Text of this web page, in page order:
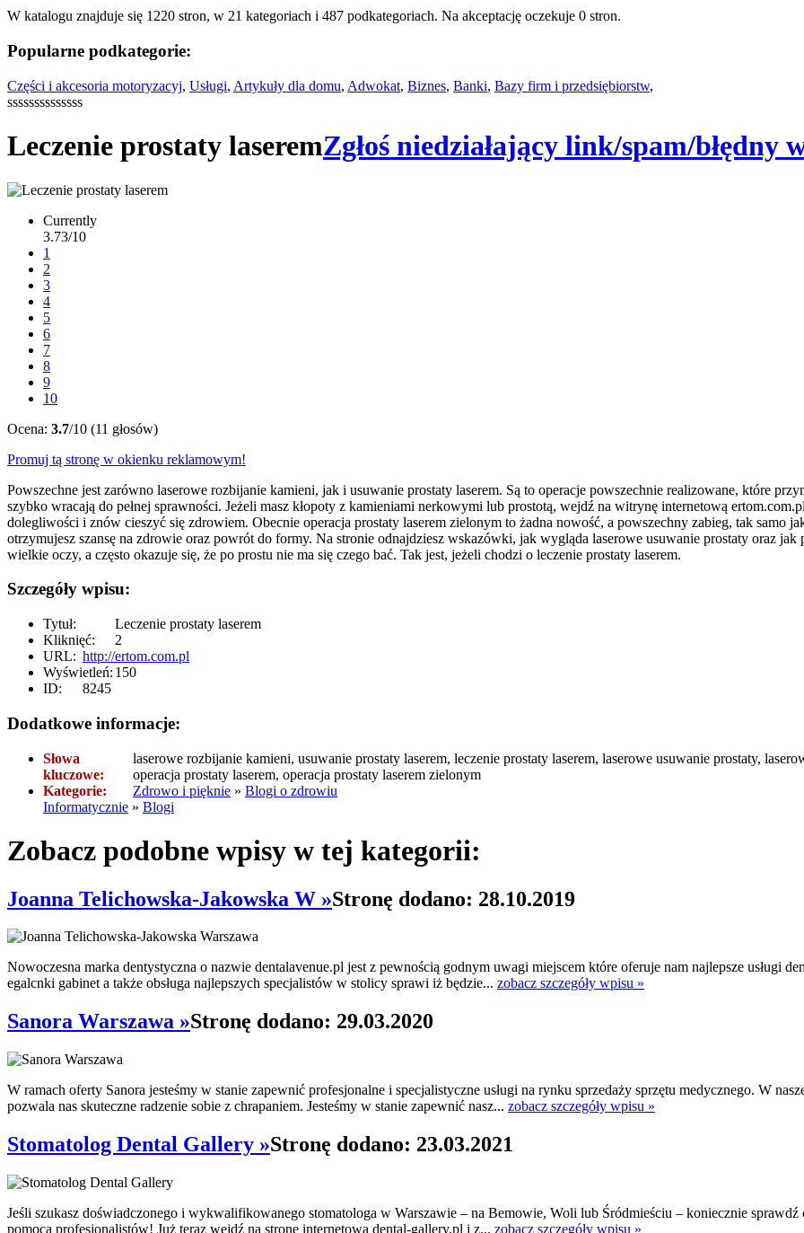
W katalogu znajduje się 1220 stron, w 21 kategoriach i 487 podkategoriach. Na akceptację oczekuje 0 stron.
Popularne podkategorie:
Części i akcesoria motoryzacyj, Usługi, Artykuły dla domu, Adwokat, Biznes, Banki, Bazy firm i przedsiębiorstw,
ssssssssssssss
Leczenie prostaty laseremZgłoś niedziałający link/spam/błędny
Currently
3.73/10
1
2
3
4
5
6
7
8
9
10
Ocena: 3.7/10 (11 głosów)
Promuj tą stronę w okienku reklamowym!
Powszechne jest zarówno laserowe rozbijanie kamieni, jak i usuwanie prostaty laserem. Są to operacje powszechnie realizowane, które
szybko wracają do pełnej sprawności. Jeżeli masz kłopoty z kamieniami nerkowymi lub prostotą, wejdź na witrynę internetową
dolegliwości i znów cieszyć się zdrowiem. Obecnie operacja prostaty laserem zielonym to żadna nowość, a powszechny zabieg, tak samo
otrzymujesz szansę na zdrowie oraz powrót do formy. Na stronie odnajdziesz wskazówki, jak wygląda laserowe usuwanie prostaty oraz
wielkie oczy, a często okazuje się, że po prostu nie ma się czego bać. Tak jest, jeżeli chodzi o leczenie prostaty laserem.
Szczegóły wpisu:
Tytuł:
Leczenie prostaty laserem
Kliknięć:
2
URL: http://ertom.com.pl
Wyświetleń: 150
ID:
8245
Dodatkowe informacje:
Słowa
kluczowe:
laserowe rozbijanie kamieni, usuwanie prostaty laserem, leczenie prostaty laserem, laserowe usuwanie prostaty,
operacja prostaty laserem, operacja prostaty laserem zielonym
Kategorie:
Zdrowo i pięknie » Blogi o zdrowiu
Informatycznie » Blogi
Zobacz podobne wpisy w tej kategorii:
Joanna Telichowska-Jakowska W »Stronę dodano: 28.10.2019
Nowoczesna marka dentystyczna o nazwie dentalavenue.pl jest z pewnością godnym uwagi miejscem które oferuje nam najlepsze usługi
egalcnki gabinet a także obsługa najlepszych specjalistów w stolicy sprawi iż będzie... zobacz szczegóły wpisu »
Sanora Warszawa »Stronę dodano: 29.03.2020
W ramach oferty Sanora jesteśmy w stanie zapewnić profesjonalne i specjalistyczne usługi na rynku sprzedaży sprzętu medycznego. W
pozwala nas skuteczne radzenie sobie z chrapaniem. Jesteśmy w stanie zapewnić nasz... zobacz szczegóły wpisu »
Stomatolog Dental Gallery »Stronę dodano: 23.03.2021
Jeśli szukasz doświadczonego i wykwalifikowanego stomatologa w Warszawie – na Bemowie, Woli lub Śródmieściu – koniecznie
pomocą profesjonalistów! Już teraz wejdź na stronę internetową dental-gallery.pl i z... zobacz szczegóły wpisu »